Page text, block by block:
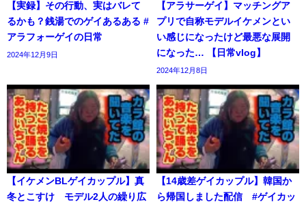
【実録】その行動、実はバレて
るかも？銭湯でのゲイあるある #
アラフォーゲイの日常
2024年12月9日
【アラサーゲイ】マッチングア
プリで自称モデルイケメンとい
い感じになったけど最悪な展開
になった… 【日常vlog】
2024年12月8日
【イケメンBLゲイカップル】真
冬とこすけ モデル2人の繰り広
【14歳差ゲイカップル】韓国か
ら帰国しました配信 #ゲイカッ